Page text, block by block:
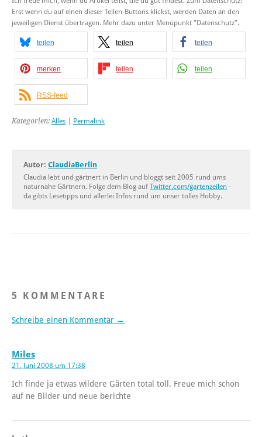
Erst wenn du auf einen dieser Teilen-Buttons klickst, werden Daten an den
jeweiligen Dienst übertragen. Mehr dazu unter Menüpunkt "Datenschutz".
teilen teilen teilen
merken teilen teilen
RSS-feed
Kategorien: Alles Permalink
Autor: ClaudiaBerlin
Claudia lebt und gärtnert in Berlin und bloggt seit 2005 rund ums
naturnahe Gärtnern. Folge dem Blog aufTwitter.com/gartenzeilen -
da gibts Lesetipps und allerlei Infos rund um unser tolles Hobby.
5 KOMMENTARE
Schreibe einen Kommentar →
Miles
21. Juni 2008 um 17:38
Ich finde ja etwas wildere Gärten total toll. Freue mich schon
auf ne Bilder und neue berichte